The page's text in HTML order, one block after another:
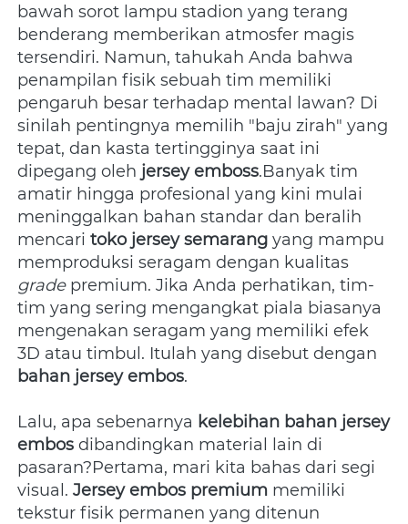
bawah sorot lampu stadion yang terang
benderang memberikan atmosfer magis
tersendiri. Namun, tahukah Anda bahwa
penampilan fisik sebuah tim memiliki
pengaruh besar terhadap mental lawan? Di
sinilah pentingnya memilih "baju zirah" yang
tepat, dan kasta tertingginya saat ini
dipegang oleh jersey emboss.Banyak tim
amatir hingga profesional yang kini mulai
meninggalkan bahan standar dan beralih
mencari toko jersey semarang yang mampu
grade premium. Jika Anda perhatikan, tim-
tim yang sering mengangkat piala biasanya
mengenakan seragam yang memiliki efek
bahan jersey embos.
Lalu, apa sebenarnya kelebihan bahan jersey
embos dibandingkan material lain di
pasaran?Pertama, mari kita bahas dari segi
visual. Jersey embos premium memiliki
tekstur fisik permanen yang ditenun